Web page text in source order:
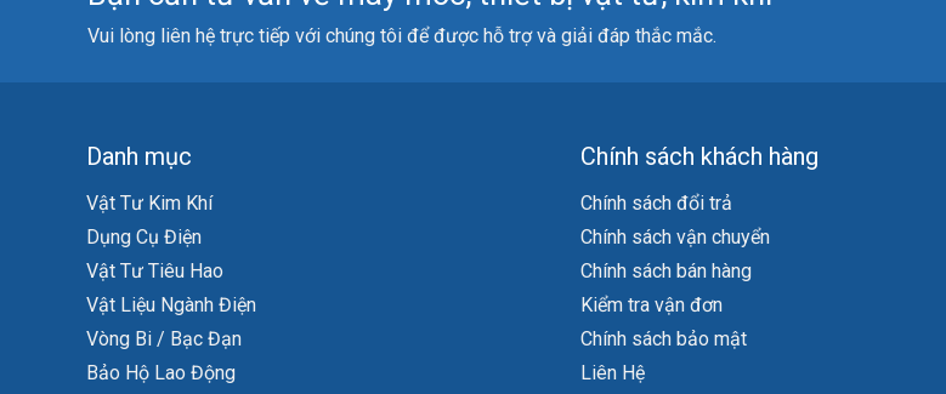
Vui lòng liên hệ trực tiếp với chúng tôi để được hỗ trợ và giải đáp thắc mắc.
Danh mục
Vật Tư Kim Khí
Dụng Cụ Điện
Vật Tư Tiêu Hao
Vật Liệu Ngành Điện
Vòng Bi / Bạc Đạn
Bảo Hộ Lao Động
Chính sách khách hàng
Chính sách đổi trả
Chính sách vận chuyển
Chính sách bán hàng
Kiểm tra vận đơn
Chính sách bảo mật
Liên Hệ